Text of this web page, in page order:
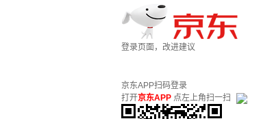
登录页面，改进建议
京东APP扫码登录
打开京东APP 点左上角扫一扫